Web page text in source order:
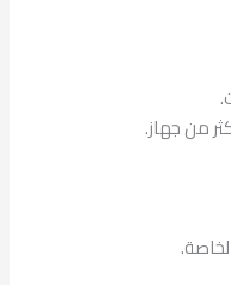
من جهاز.